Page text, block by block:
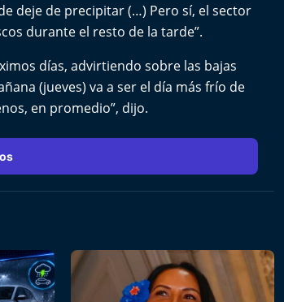
deje de precipitar (…) Pero sí, el sector
durante el resto de la tarde”.
días, advirtiendo sobre las bajas
(jueves) va a ser el día más frío de
en promedio”, dijo.